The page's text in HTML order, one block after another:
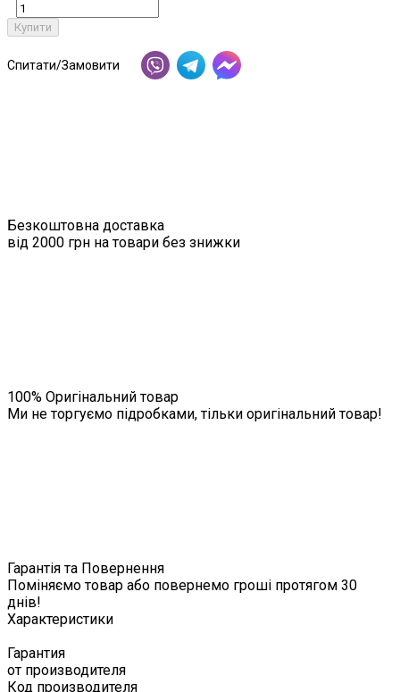
Купити
Спитати/Замовити
Безкоштовна доставка
від 2000 грн на товари без знижки
100% Оригінальний товар
Ми не торгуємо підробками, тільки оригінальний товар!
Гарантія та Повернення
Поміняємо товар або повернемо гроші протягом 30
днів!
Характеристики
Гарантия
от производителя
Код производителя